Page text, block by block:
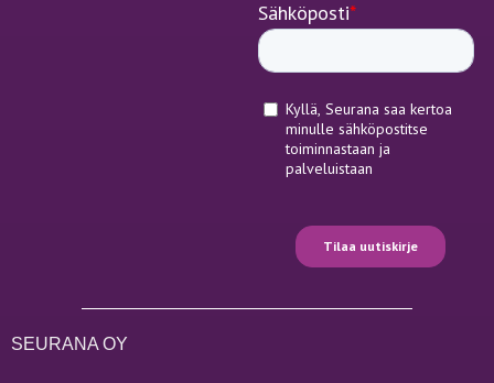
SEURANA OY